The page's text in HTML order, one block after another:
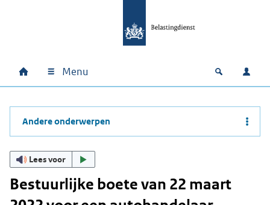
Hoofdnavigatie
Home Menu Open
Andere onderwerpen
Lees voor
Bestuurlijke boete van 22 maart